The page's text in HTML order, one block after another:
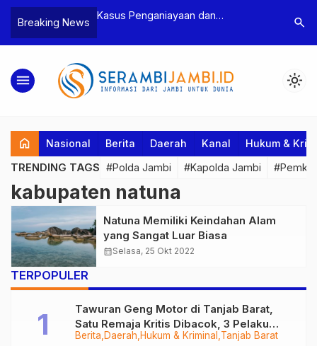
Breaking News
Bea Cukai
Pelaku beserta
dan 146 Gram
Kasus Penganiayaan dan
Tebo Tetapkan Dua Tersangka
Polres
Dua
search
menu light_mode
home Nasional Berita Daerah Kanal Hukum &
TRENDING TAGS #Polda Jambi #Kapolda Jambi
kabupaten natuna
Natuna Memiliki Keindahan Alam
yang Sangat Luar Biasa
calendar_monthSelasa, 25 Okt 2022
TERPOPULER
Berita Daerah Hukum & Kriminal Tanjab Barat
Tawuran Geng Motor di Tanjab Barat,
Satu Remaja Kritis Dibacok, 3 Pelaku
Ditangkap